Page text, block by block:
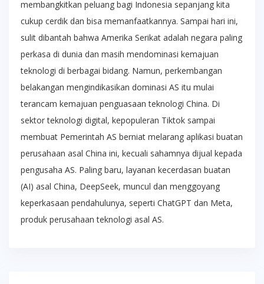
membangkitkan peluang bagi Indonesia sepanjang kita
cukup cerdik dan bisa memanfaatkannya. Sampai hari ini,
sulit dibantah bahwa Amerika Serikat adalah negara paling
perkasa di dunia dan masih mendominasi kemajuan
teknologi di berbagai bidang. Namun, perkembangan
belakangan mengindikasikan dominasi AS itu mulai
terancam kemajuan penguasaan teknologi China. Di
sektor teknologi digital, kepopuleran Tiktok sampai
membuat Pemerintah AS berniat melarang aplikasi buatan
perusahaan asal China ini, kecuali sahamnya dijual kepada
pengusaha AS. Paling baru, layanan kecerdasan buatan
(AI) asal China, DeepSeek, muncul dan menggoyang
keperkasaan pendahulunya, seperti ChatGPT dan Meta,
produk perusahaan teknologi asal AS.